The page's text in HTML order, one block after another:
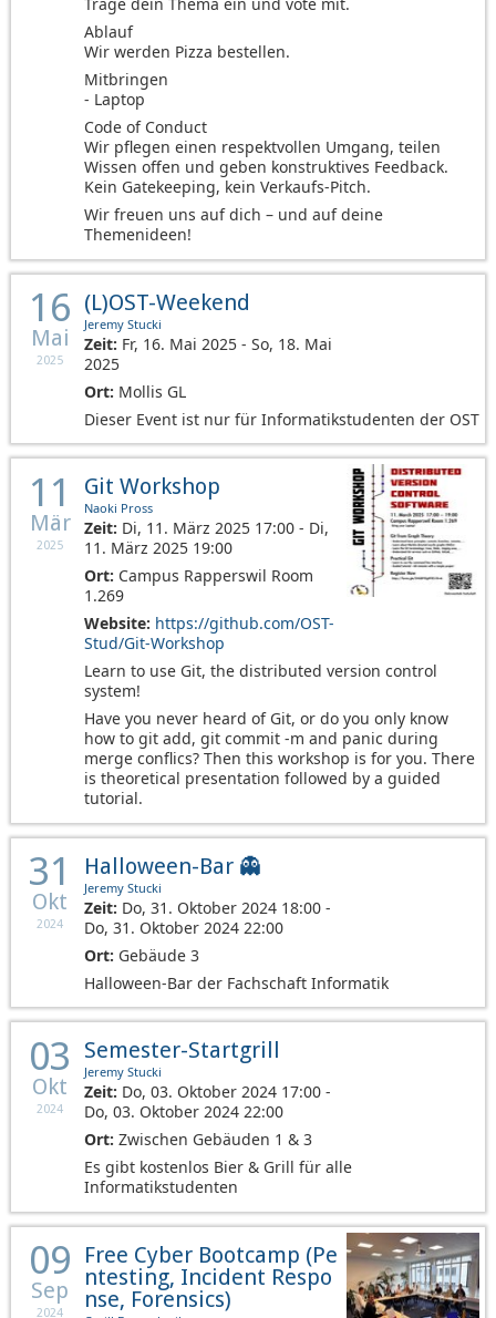
Ablauf
Wir werden Pizza bestellen.
Mitbringen
- Laptop
Code of Conduct
Wir pflegen einen respektvollen Umgang, teilen
Wissen offen und geben konstruktives Feedback.
Kein Gatekeeping, kein Verkaufs-Pitch.
Wir freuen uns auf dich – und auf deine
Themenideen!
16
Mai
2025
(L)OST-Weekend
Jeremy Stucki
Zeit: Fr, 16. Mai 2025 - So, 18. Mai
2025
Ort: Mollis GL
Dieser Event ist nur für Informatikstudenten der OST
11
Mär
2025
Git Workshop
Naoki Pross
Zeit: Di, 11. März 2025 17:00 - Di,
11. März 2025 19:00
Ort: Campus Rapperswil Room
1.269
Website: https://github.com/OST-
Stud/Git-Workshop
Learn to use Git, the distributed version control
system!
Have you never heard of Git, or do you only know
how to git add, git commit -m and panic during
merge conflics? Then this workshop is for you. There
is theoretical presentation followed by a guided
tutorial.
31
Okt
2024
Halloween-Bar 👻
Jeremy Stucki
Zeit: Do, 31. Oktober 2024 18:00 -
Do, 31. Oktober 2024 22:00
Ort: Gebäude 3
Halloween-Bar der Fachschaft Informatik
03
Okt
2024
Semester-Startgrill
Jeremy Stucki
Zeit: Do, 03. Oktober 2024 17:00 -
Do, 03. Oktober 2024 22:00
Ort: Zwischen Gebäuden 1 & 3
Es gibt kostenlos Bier & Grill für alle
Informatikstudenten
09
Sep
2024
Free Cyber Bootcamp (Pe
ntesting, Incident Respo
nse, Forensics)